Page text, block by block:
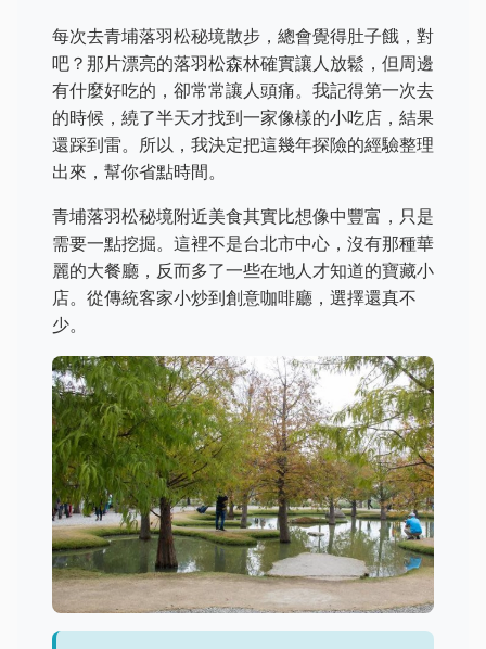
每次去青埔落羽松秘境散步，總會覺得肚子餓，對
吧？那片漂亮的落羽松森林確實讓人放鬆，但周邊
有什麼好吃的，卻常常讓人頭痛。我記得第一次去
的時候，繞了半天才找到一家像樣的小吃店，結果
還踩到雷。所以，我決定把這幾年探險的經驗整理
出來，幫你省點時間。
青埔落羽松秘境附近美食其實比想像中豐富，只是
需要一點挖掘。這裡不是台北市中心，沒有那種華
麗的大餐廳，反而多了一些在地人才知道的寶藏小
店。從傳統客家小炒到創意咖啡廳，選擇還真不
少。